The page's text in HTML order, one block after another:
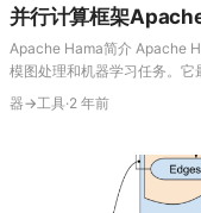
并行计算框架
Apache Hama简介 Apache
模图处理和机器学习任务。
供一种高效的计算模型，能
器→工具·2 年前